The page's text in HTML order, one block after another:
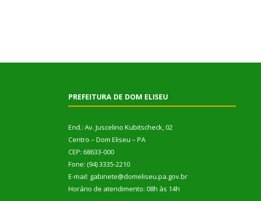
PREFEITURA DE DOM ELISEU
End.: Av. Juscelino Kubitscheck, 02
Centro – Dom Eliseu – PA
CEP: 68633-000
Fone: (94) 3335-2210
E-mail: gabinete@domeliseu.pa.gov.br
Horário de atendimento: 08h às 14h